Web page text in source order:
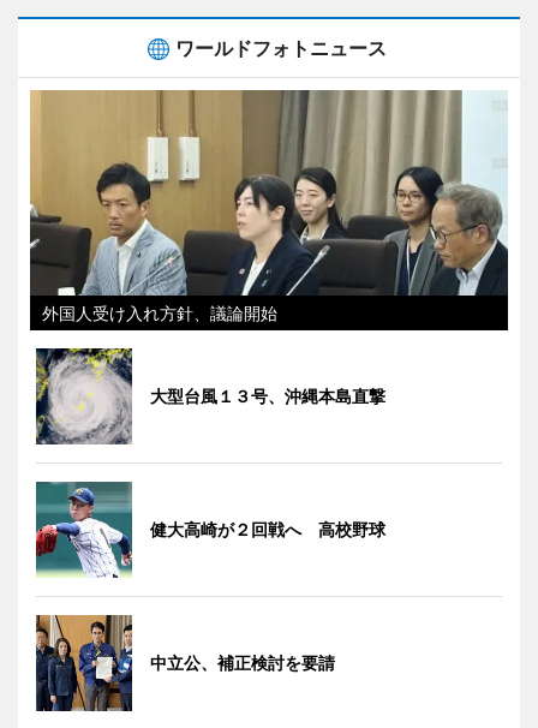
ワールドフォトニュース
外国人受け入れ方針、議論開始
大型台風１３号、沖縄本島直撃
健大高崎が２回戦へ 高校野球
中立公、補正検討を要請